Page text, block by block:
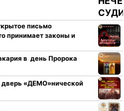
письмо
принимает законы и
в день Пророка
«ДЕМО»нической